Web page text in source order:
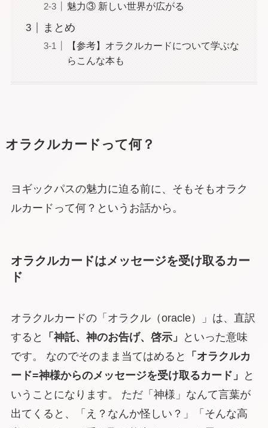
魅力③ 新しい世界が広がる
まとめ
【参考】オラクルカードについて学ぶな
らこんな本も
オラクルカードって何？
ヨギックパスの魅力に迫る前に、 そもそもオラク
ルカードって何？ というお話から。
オラクルカードはメッセージを受け取るカー
ド
オラクルカードの「オラクル（oracle）」は、直訳
すると
「神託、神のお告げ、啓示」
といった意味
です。 なのでそのまま当てはめると
「オラクルカ
ード=神様からのメッセージを受け取るカード 」
と
いうことになります。 ただ「神様」なんて言葉が
出てくると、「え？なんか怪しい？」「そんな高